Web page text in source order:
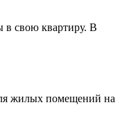
в свою квартиру. В
жилых помещений на